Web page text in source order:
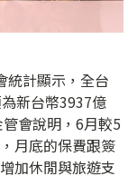
統計顯示，全台
新台幣3937億
會說明，6月較5
月底的保費跟簽
加休閒與旅遊支